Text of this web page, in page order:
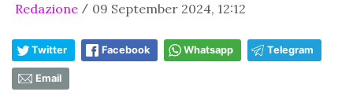
Redazione / 09 September 2024, 12:12
Twitter Facebook Whatsapp Telegram
Email